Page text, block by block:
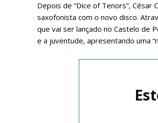
Depois de “Dice of Tenors”,
saxofonista com o novo disco.
que vai ser lançado no Castelo de
e a juventude, apresentando uma